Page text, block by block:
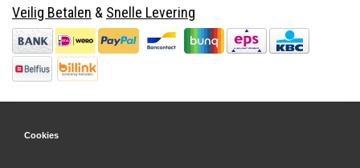
Veilig Betalen & Snelle Levering
Cookies